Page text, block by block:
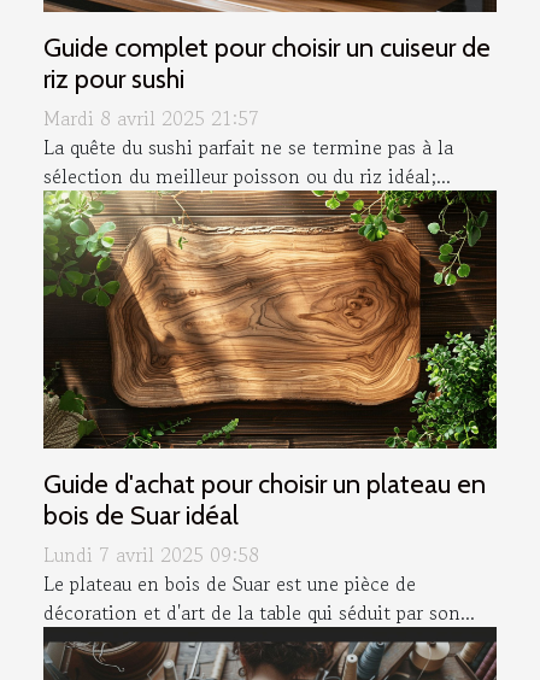
Guide complet pour choisir un cuiseur de
riz pour sushi
Mardi 8 avril 2025 21:57
La quête du sushi parfait ne se termine pas à la
sélection du meilleur poisson ou du riz idéal;...
Guide d'achat pour choisir un plateau en
bois de Suar idéal
Lundi 7 avril 2025 09:58
Le plateau en bois de Suar est une pièce de
décoration et d'art de la table qui séduit par son...